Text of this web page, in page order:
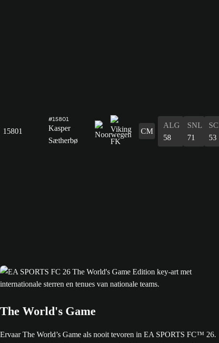
15801
#15801
Kasper
Sætherbø
CM
ALG
58
SNL
71
53
The World's Game
Ervaar The World’s Game als nooit tevoren in EA SPORTS FC™ 26.